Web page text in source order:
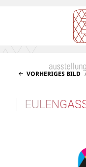
VORHERIGES BILD